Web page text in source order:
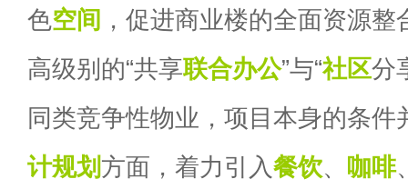
色空间 ，促进商业楼的全面资源
高级别的“共享联合办公”与“社区分
同类竞争性物业，项目本身的条件
计规划方面，着力引入餐饮、 咖啡